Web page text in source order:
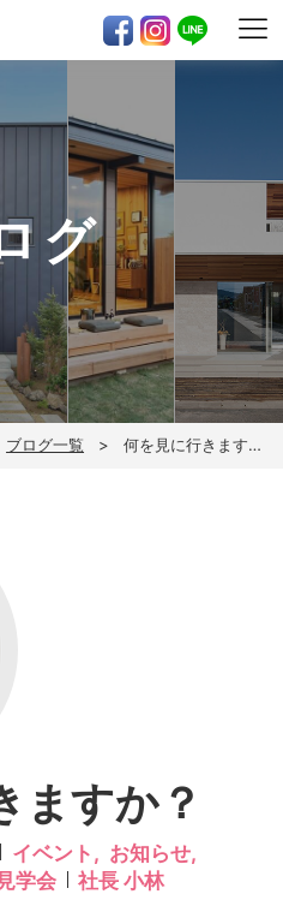
グ
ブログ一覧 何を見に行きますか？
ますか？
イベント, お知らせ,
見学会 社長 小林